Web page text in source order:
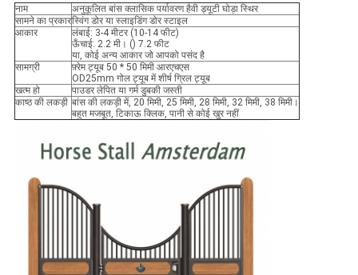
नाम
अनुकूलित बांस क्लासिक पर्यावरण हैवी ड्यूटी घोड़ा स्थिर
सामने का प्रकारस्विंग डोर या स्लाइडिंग डोर स्टाइल
आकार
लंबाई: 3-4 मीटर (10-14 फीट)
ऊँचाई: 2.2 मी। () 7.2 फीट
या, कोई अन्य आकार जो आपको पसंद है
सामग्री
फ़्रेम ट्यूब 50 * 50 मिमी आरएचएस
OD25mm गोल ट्यूब में शीर्ष ग्रिल ट्यूब
खत्म हो
पाउडर लेपित या गर्म डुबकी जस्ती
काष्ठ की लकड़ी बांस की लकड़ी में, 20 मिमी, 25 मिमी, 28 मिमी, 32 मिमी, 38 मिमी।
बहुत मजबूत, टिकाऊ क्लिक, पानी से कोई खुर नहीं